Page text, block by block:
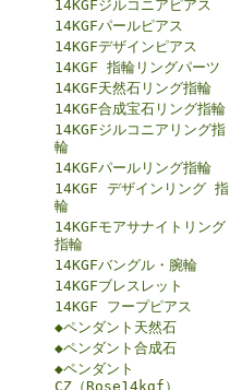
14KGFジルコニアピアス
14KGFパールピアス
14KGFデザインピアス
14KGF 指輪リングパーツ
14KGF天然石リング指輪
14KGF合成宝石リング指輪
14KGFジルコニアリング指
輪
14KGFパールリング指輪
14KGF デザインリング 指
輪
14KGFモアサナイトリング
指輪
14KGFバングル・腕輪
14KGFブレスレット
14KGF フープピアス
◆ペンダント天然石
◆ペンダント合成石
◆ペンダント
CZ（Rose14kgf）